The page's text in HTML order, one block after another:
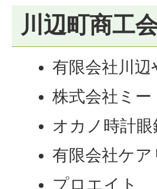
川辺町商工
有限会社川
株式会社ミ
オカノ時計眼
有限会社ケア
プロエイト